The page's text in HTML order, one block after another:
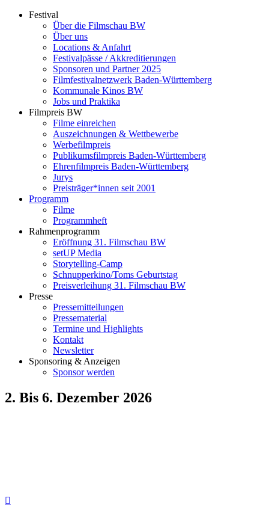
Festival
Über die Filmschau BW
Über uns
Locations & Anfahrt
Festivalpässe / Akkreditierungen
Sponsoren und Partner 2025
Filmfestivalnetzwerk ­Baden-Württemberg
Kommunale Kinos BW
Jobs und Praktika
Filmpreis BW
Filme einreichen
Auszeichnungen & Wettbewerbe
Werbefilmpreis
Publikumsfilmpreis Baden-Württemberg
Ehrenfilmpreis Baden-Württemberg
Jurys
Preisträger*innen seit 2001
Programm
Filme
Programmheft
Rahmenprogramm
Eröffnung 31. Filmschau BW
setUP Media
Storytelling-Camp
Schnupperkino/Toms Geburtstag
Preisverleihung 31. Filmschau BW
Presse
Pressemitteilungen
Pressematerial
Termine und Highlights
Kontakt
Newsletter
Sponsoring & Anzeigen
Sponsor werden
2. Bis 6. Dezember 2026